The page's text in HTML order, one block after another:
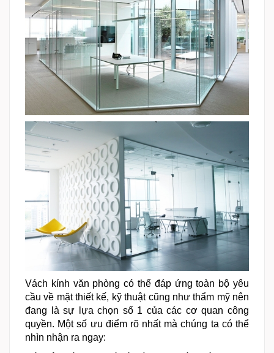
Vách kính văn phòng có thể đáp ứng toàn bộ yêu
cầu về mặt thiết kế, kỹ thuật cũng như thẩm mỹ nên
đang là sự lựa chọn số 1 của các cơ quan công
quyền. Một số ưu điểm rõ nhất mà chúng ta có thể
nhìn nhận ra ngay: